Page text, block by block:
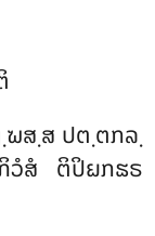
ຆສ຺ສ ປຕ຺ຕກລ຺
ສໍ ຕິປິຏກຘຣ